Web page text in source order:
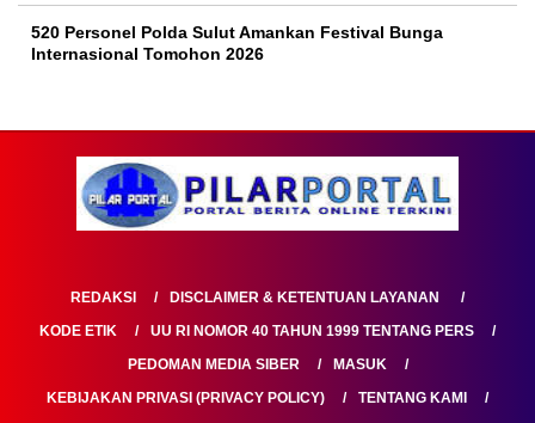
520 Personel Polda Sulut Amankan Festival Bunga
Internasional Tomohon 2026
REDAKSI
DISCLAIMER & KETENTUAN LAYANAN
KODE ETIK
UU RI NOMOR 40 TAHUN 1999 TENTANG PERS
PEDOMAN MEDIA SIBER
MASUK
KEBIJAKAN PRIVASI (PRIVACY POLICY)
TENTANG KAMI